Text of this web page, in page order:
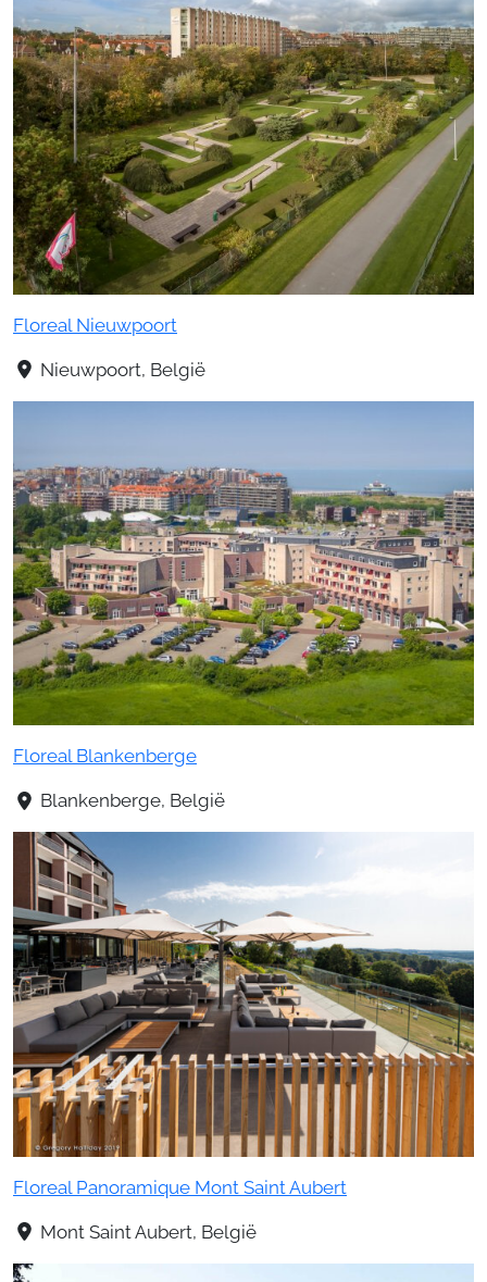
Floreal Nieuwpoort
Nieuwpoort, België
Floreal Blankenberge
Blankenberge, België
Floreal Panoramique Mont Saint Aubert
Mont Saint Aubert, België